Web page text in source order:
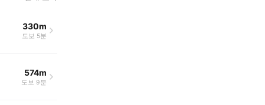
330m
도보 5분
574m
도보 9분